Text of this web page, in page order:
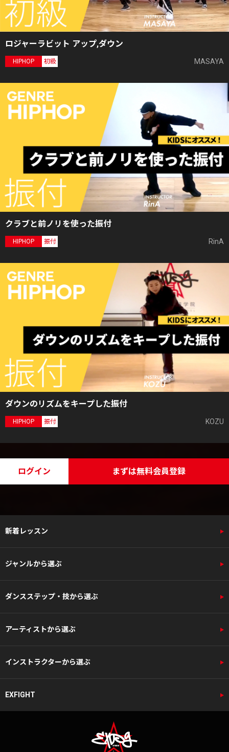
ロジャーラビット アップ,ダウン
HIPHOP 初級 MASAYA
クラブと前ノリを使った振付
HIPHOP 振付 RinA
ダウンのリズムをキープした振付
HIPHOP 振付 KOZU
ログイン まずは無料会員登録
新着レッスン
ジャンルから選ぶ
ダンスステップ・技から選ぶ
アーティストから選ぶ
インストラクターから選ぶ
EXFIGHT